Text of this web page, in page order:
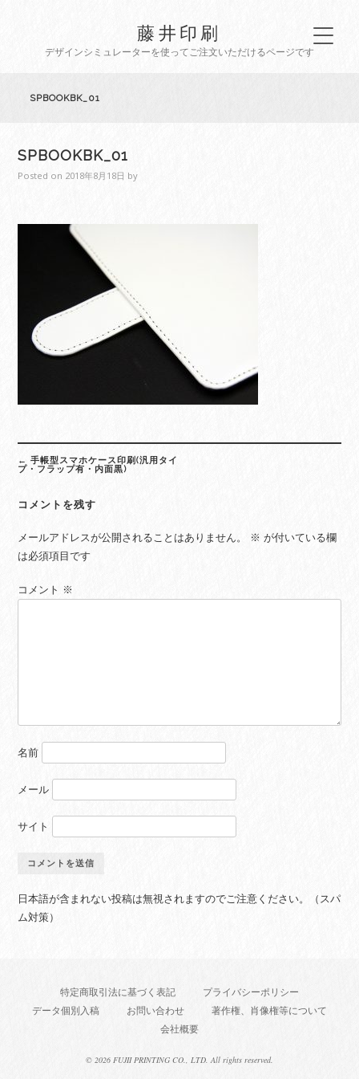
藤井印刷
デザインシミュレーターを使ってご注文いただけるページです
SPBOOKBK_01
SPBOOKBK_01
Posted on 2018年8月18日 by
navigation
← 手帳型スマホケース印刷(汎用タイ
プ・フラップ有・内面黒)
コメントを残す
メールアドレスが公開されることはありません。 ※ が付いている欄
は必須項目です
コメント ※
名前
メール
サイト
日本語が含まれない投稿は無視されますのでご注意ください。（スパ
ム対策）
特定商取引法に基づく表記
プライバシーポリシー
データ個別入稿
お問い合わせ
著作権、肖像権等について
会社概要
© 2026 FUJII PRINTING CO., LTD. All rights reserved.